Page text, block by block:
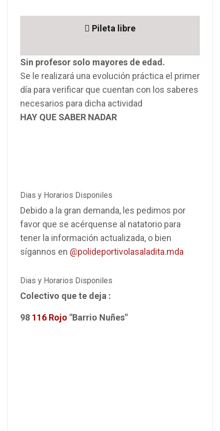
Pileta libre
Sin profesor solo mayores de edad.
Se le realizará una evolución práctica el primer
día para verificar que cuentan con los saberes
necesarios para dicha actividad
HAY QUE SABER NADAR
Dias y Horarios Disponiles
Debido a la gran demanda, les pedimos por
favor que se acérquense al natatorio para
tener la información actualizada, o bien
sígannos en @polideportivolasaladita.mda
Dias y Horarios Disponiles
Colectivo que te deja :
98 116 Rojo "Barrio Nuñes"